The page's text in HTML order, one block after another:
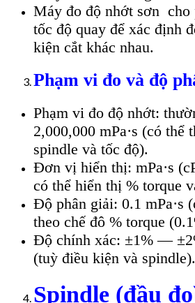
Máy đo độ nhớt sơn cho
tốc độ quay để xác định
kiện cắt khác nhau.
Phạm vi đo và độ
Phạm vi đo độ nhớt:
2,000,000 mPa·s (có thể
spindle và tốc độ).
Đơn vị hiển thị: mPa·s
có thể hiển thị % torque
Độ phân giải: 0.1 mPa·s
theo chế đô % torque
Độ chính xác: ±1% —
(tuỳ điều kiện và spindle).
Spindle (đầu